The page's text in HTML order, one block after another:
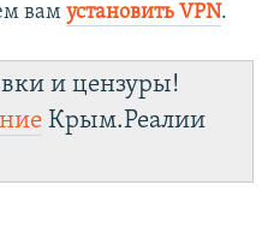
вам установить VPN.
и цензуры!
Крым.Реалии